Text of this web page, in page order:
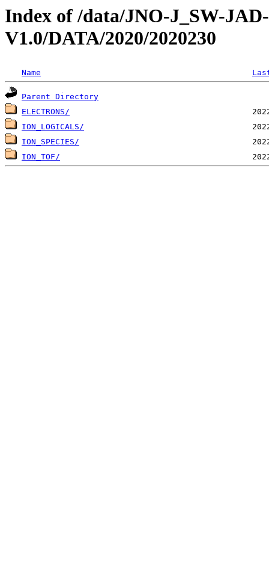
Index of /data/JNO-J_SW-
V1.0/DATA/2020/2020230
Name
Parent Directory
ELECTRONS/
ION_LOGICALS/
ION_SPECIES/
ION_TOF/